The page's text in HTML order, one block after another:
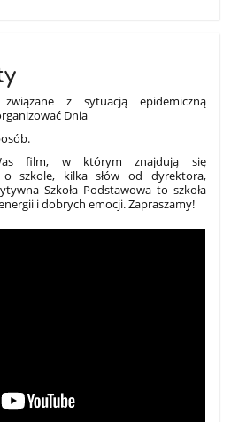
z sytuacją epidemiczną
Dnia
film, w którym znajdują się
o szkole, kilka słów od dyrektora,
Szkoła Podstawowa to szkoła
i dobrych emocji. Zapraszamy!